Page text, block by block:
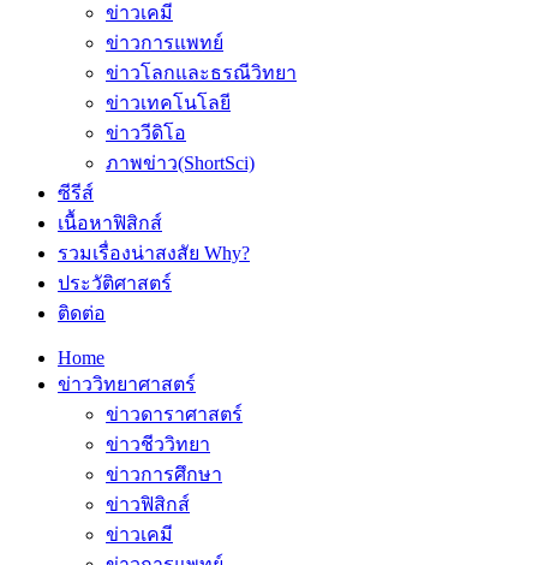
ข่าวเคมี
ข่าวการแพทย์
ข่าวโลกและธรณีวิทยา
ข่าวเทคโนโลยี
ข่าววีดิโอ
ภาพข่าว(ShortSci)
ซีรีส์
เนื้อหาฟิสิกส์
รวมเรื่องน่าสงสัย Why?
ประวัติศาสตร์
ติดต่อ
Home
ข่าววิทยาศาสตร์
ข่าวดาราศาสตร์
ข่าวชีววิทยา
ข่าวการศึกษา
ข่าวฟิสิกส์
ข่าวเคมี